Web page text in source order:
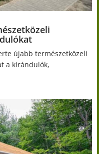
újabb természetközeli
a kirándulók,